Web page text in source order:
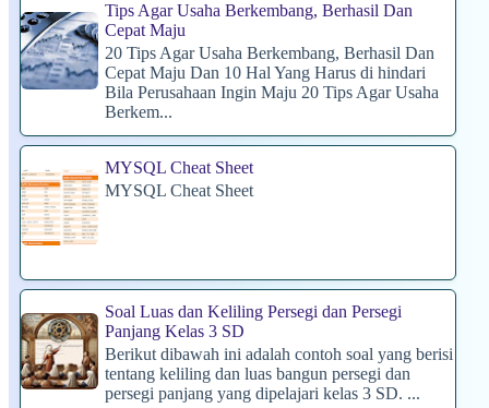
Tips Agar Usaha Berkembang, Berhasil Dan
Cepat Maju
20 Tips Agar Usaha Berkembang, Berhasil Dan
Cepat Maju Dan 10 Hal Yang Harus di hindari
Bila Perusahaan Ingin Maju 20 Tips Agar Usaha
Berkem...
MYSQL Cheat Sheet
MYSQL Cheat Sheet
Soal Luas dan Keliling Persegi dan Persegi
Panjang Kelas 3 SD
Berikut dibawah ini adalah contoh soal yang berisi
tentang keliling dan luas bangun persegi dan
persegi panjang yang dipelajari kelas 3 SD. ...